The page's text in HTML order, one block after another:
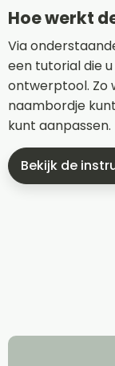
Hoe werkt
Via
een tutorial die
ontwerptool. Zo
naambordje
kunt aanpassen.
Bekijk de